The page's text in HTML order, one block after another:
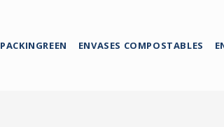
PACKINGREEN ENVASES COMPOSTABLES